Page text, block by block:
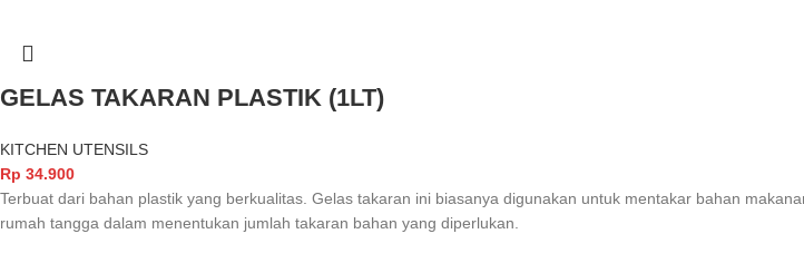
GELAS TAKARAN PLASTIK (1LT)
KITCHEN UTENSILS
Rp 34.900
Terbuat dari bahan plastik yang berkualitas. Gelas takaran ini biasanya digunakan untuk mentakar bahan
rumah tangga dalam menentukan jumlah takaran bahan yang diperlukan.